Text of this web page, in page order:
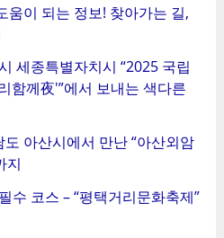
움이 되는 정보! 찾아가는 길,
세종특별자치시 “2025 국립
함께夜'”에서 보내는 색다른
아산시에서 만난 “아산외암
지
수 코스 – “평택거리문화축제”